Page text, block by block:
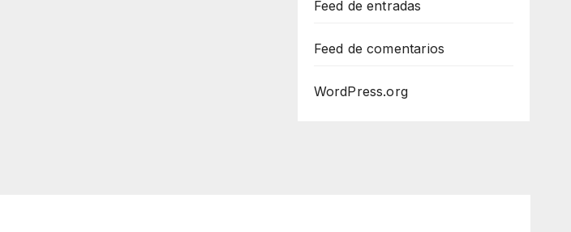
Feed de entradas
Feed de comentarios
WordPress.org